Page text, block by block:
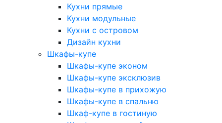
Кухни прямые
Кухни модульные
Кухни с островом
Дизайн кухни
Шкафы-купе
Шкафы-купе эконом
Шкафы-купе эксклюзив
Шкафы-купе в прихожую
Шкафы-купе в спальню
Шкаф-купе в гостиную